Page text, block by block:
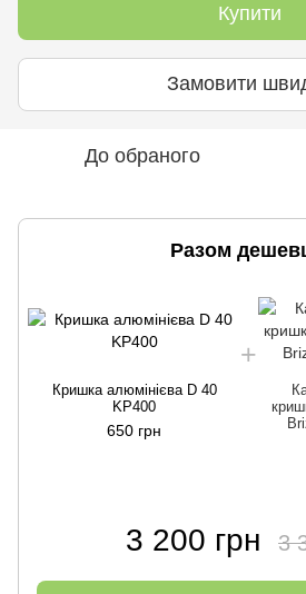
Купити
Замовити
До обраного
Разом
Кришка алюмінієва D 40
KP400
650 грн
3 200 грн 3